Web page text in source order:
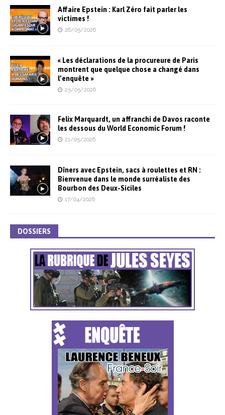
Affaire Epstein : Karl Zéro fait parler les
victimes !
26/05/2026
« Les déclarations de la procureure de Paris
montrent que quelque chose a changé dans
l’enquête »
25/05/2026
Felix Marquardt, un affranchi de Davos raconte
les dessous du World Economic Forum !
21/05/2026
Dîners avec Epstein, sacs à roulettes et RN :
Bienvenue dans le monde surréaliste des
Bourbon des Deux-Siciles
17/04/2026
DOSSIERS